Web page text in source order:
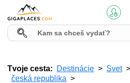
Tvoje cesta: Destinácie Svet
česká republika